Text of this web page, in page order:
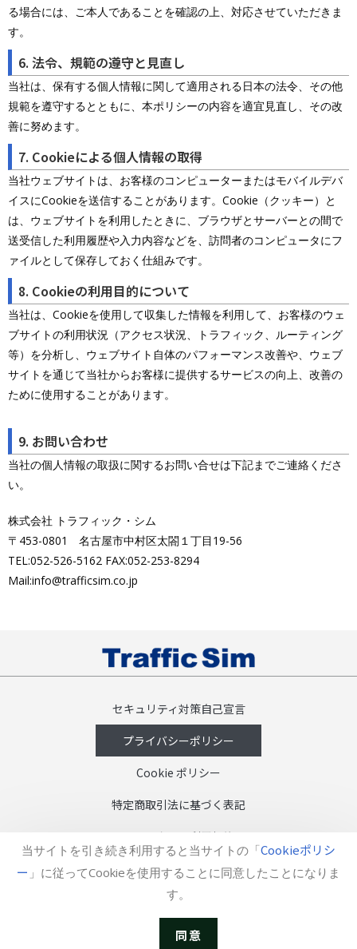
る場合には、ご本人であることを確認の上、対応させていただきま
す。
6. 法令、規範の遵守と見直し
当社は、保有する個人情報に関して適用される日本の法令、その他
規範を遵守するとともに、本ポリシーの内容を適宜見直し、その改
善に努めます。
7. Cookieによる個人情報の取得
当社ウェブサイトは、お客様のコンピューターまたはモバイルデバ
イスにCookieを送信することがあります。Cookie（クッキー）と
は、ウェブサイトを利用したときに、ブラウザとサーバーとの間で
送受信した利用履歴や入力内容などを、訪問者のコンピュータにフ
ァイルとして保存しておく仕組みです。
8. Cookieの利用目的について
当社は、Cookieを使用して収集した情報を利用して、お客様のウェ
ブサイトの利用状況（アクセス状況、トラフィック、ルーティング
等）を分析し、ウェブサイト自体のパフォーマンス改善や、ウェブ
サイトを通じて当社からお客様に提供するサービスの向上、改善の
ために使用することがあります。
9. お問い合わせ
当社の個人情報の取扱に関するお問い合せは下記までご連絡くださ
い。
株式会社 トラフィック・シム
〒453-0801 名古屋市中村区太閤１丁目19-56
TEL:052-526-5162 FAX:052-253-8294
Mail:info@trafficsim.co.jp
セキュリティ対策自己宣言
プライバシーポリシー
Cookie ポリシー
特定商取引法に基づく表記
ソフトウェア利用規約
SDGsへの取り組み
English
Copyright (c) TrafficSim Co., Ltd.
当サイトを引き続き利用すると当サイトの「Cookieポリシ
ー 」に従ってCookieを使用することに同意したことになりま
す。
同意